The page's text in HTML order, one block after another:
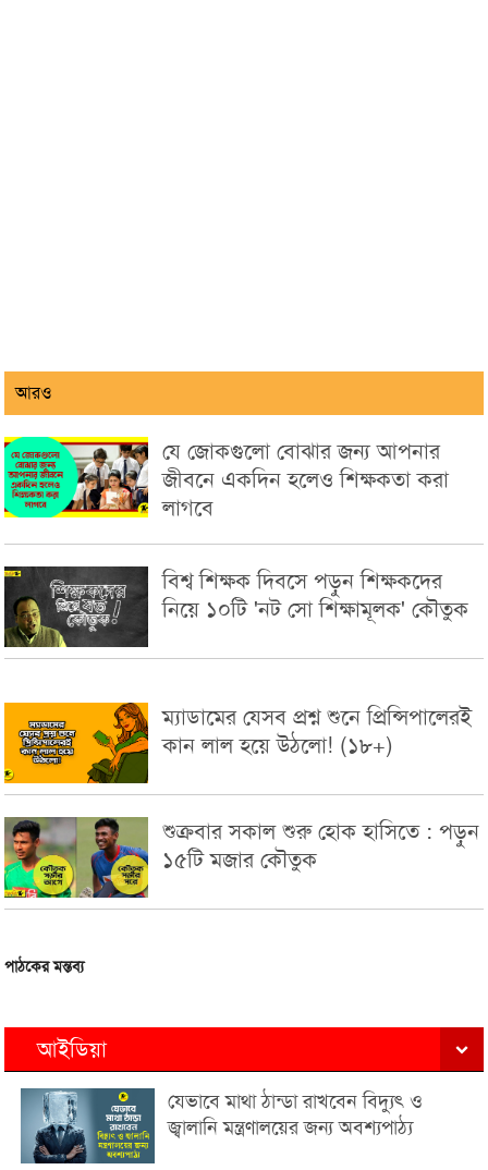
আরও
যে জোকগুলো বোঝার জন্য আপনার
জীবনে একদিন হলেও শিক্ষকতা করা
লাগবে
বিশ্ব শিক্ষক দিবসে পড়ুন শিক্ষকদের
নিয়ে ১০টি 'নট সো শিক্ষামূলক' কৌতুক
ম্যাডামের যেসব প্রশ্ন শুনে প্রিন্সিপালেরই
কান লাল হয়ে উঠলো! (১৮+)
শুক্রবার সকাল শুরু হোক হাসিতে : পড়ুন
১৫টি মজার কৌতুক
পাঠকের মন্তব্য
আইডিয়া
যেভাবে মাথা ঠান্ডা রাখবেন বিদ্যুৎ ও
জ্বালানি মন্ত্রণালয়ের জন্য অবশ্যপাঠ্য